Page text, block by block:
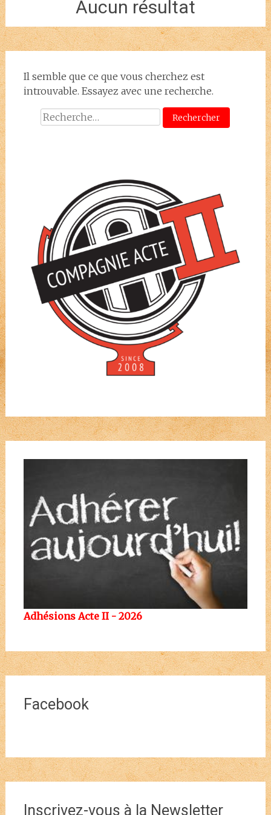
Aucun résultat
Il semble que ce que vous cherchez est
introuvable. Essayez avec une recherche.
Adhésions Acte II - 2026
Facebook
Inscrivez-vous à la Newsletter